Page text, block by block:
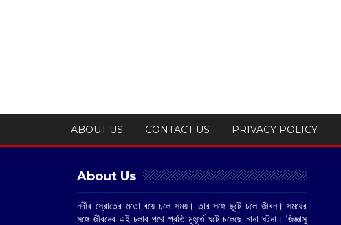
ABOUT US CONTACT US PRIVACY POLICY
About Us
নদীর স্রোতের মতো বয়ে চলে সময়। তার সঙ্গে ছুটে চলে জীবন। সময়ের
সঙ্গে জীবনের এই চলার পথে প্রতি মুহূর্তে ঘটে চলেছে নানা ঘটনা। জিজ্ঞাসু